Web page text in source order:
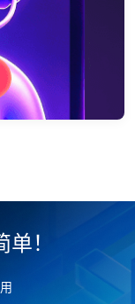
！